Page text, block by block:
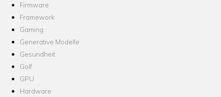
Firmware
Framework
Gaming
Generative Modelle
Gesundheit
Golf
GPU
Hardware